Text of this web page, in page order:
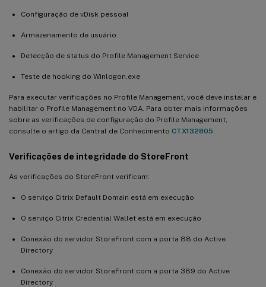
Configuração de vDisk pessoal
Armazenamento de usuário
Detecção de status do Profile Management Service
Teste de hooking do Winlogon.exe
Para executar verificações no Profile Management, você deve instalar e
habilitar o Profile Management no VDA. Para obter mais informações
sobre as verificações de configuração do Profile Management,
consulte o artigo da Central de Conhecimento CTX132805
Verificações de integridade do StoreFront
As verificações do StoreFront verificam:
O serviço Citrix Default Domain está em execução
O serviço Citrix Credential Wallet está em execução
Conexão do servidor StoreFront com a porta 88 do Active
Directory
Conexão do servidor StoreFront com a porta 389 do Active
Directory